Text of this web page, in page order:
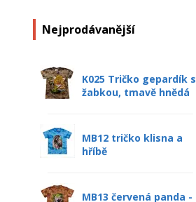
Nejprodávanější
K025 Tričko gepardík s
žabkou, tmavě hnědá
MB12 tričko klisna a
hříbě
MB13 červená panda -